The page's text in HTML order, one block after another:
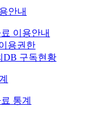
안내
이용안내
용권한
DB 구독현황
통계